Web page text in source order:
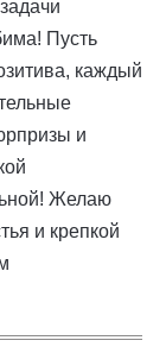
Пусть
каждый
и
Желаю
и крепкой